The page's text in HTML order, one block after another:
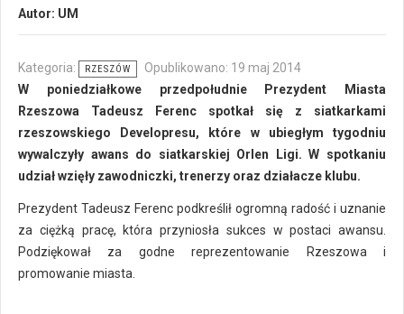
Autor: UM
Kategoria: RZESZÓW
Opublikowano: 19 maj 2014
W poniedziałkowe przedpołudnie Prezydent Miasta
Rzeszowa Tadeusz Ferenc spotkał się z siatkarkami
rzeszowskiego Developresu, które w ubiegłym tygodniu
wywalczyły awans do siatkarskiej Orlen Ligi. W spotkaniu
udział wzięły zawodniczki, trenerzy oraz działacze klubu.
Prezydent Tadeusz Ferenc podkreślił ogromną radość i uznanie
za ciężką pracę, która przyniosła sukces w postaci awansu.
Podziękował za godne reprezentowanie Rzeszowa i
promowanie miasta.